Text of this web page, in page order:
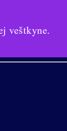
veštkyne.